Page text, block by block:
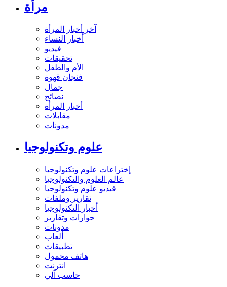
مرأة
آخر أخبار المرأة
أخبار النساء
فيديو
تحقيقات
الأم والطفل
فنجان قهوة
جمال
نصائح
أخبار المرأة
مقابلات
مدونات
علوم وتكنولوجيا
إختراعات علوم وتكنولوجيا
عالم العلوم والتكنولوجيا
فيديو علوم وتكنولوجيا
تقارير وملفات
أخبار التكنولوجيا
حوارات وتقارير
مدونات
ألعاب
تطبيقات
هاتف محمول
انترنت
حاسب آلي